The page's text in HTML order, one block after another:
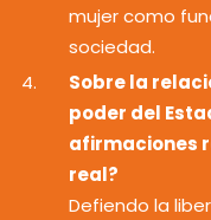
mujer como
sociedad.
Sobre la
poder del
afirmaciones
real?
Defiendo la